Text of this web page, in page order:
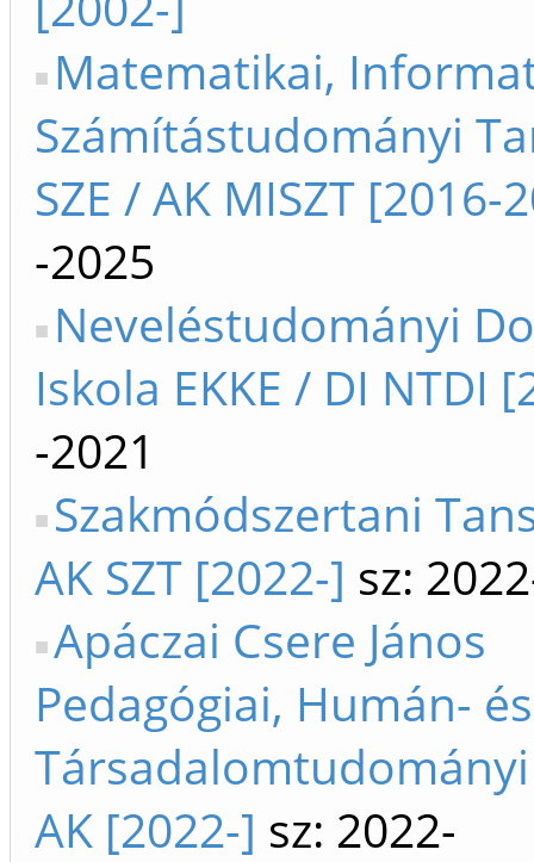
Matematikai,
Számítástudományi
SZE / AK MISZT [2016-
-2025
Neveléstudományi
Iskola EKKE / DI NTDI
-2021
Szakmódszertani
AK SZT [2022-] sz:
Apáczai Csere János
Pedagógiai, Humán- és
Társadalomtudományi
AK [2022-] sz: 2022-